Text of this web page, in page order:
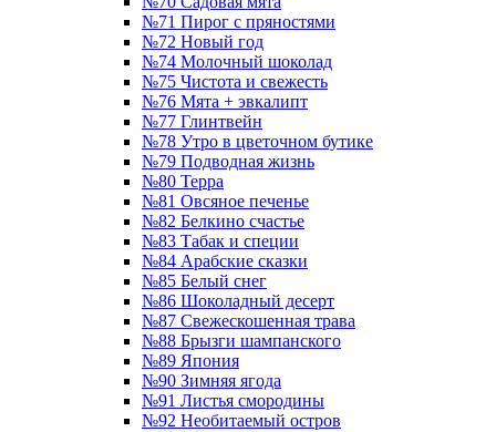
№71 Пирог с пряностями
№72 Новый год
№74 Молочный шоколад
№75 Чистота и свежесть
№76 Мята + эвкалипт
№77 Глинтвейн
№78 Утро в цветочном бутике
№79 Подводная жизнь
№80 Терра
№81 Овсяное печенье
№82 Белкино счастье
№83 Табак и специи
№84 Арабские сказки
№85 Белый снег
№86 Шоколадный десерт
№87 Свежескошенная трава
№88 Брызги шампанского
№89 Япония
№90 Зимняя ягода
№91 Листья смородины
№92 Необитаемый остров